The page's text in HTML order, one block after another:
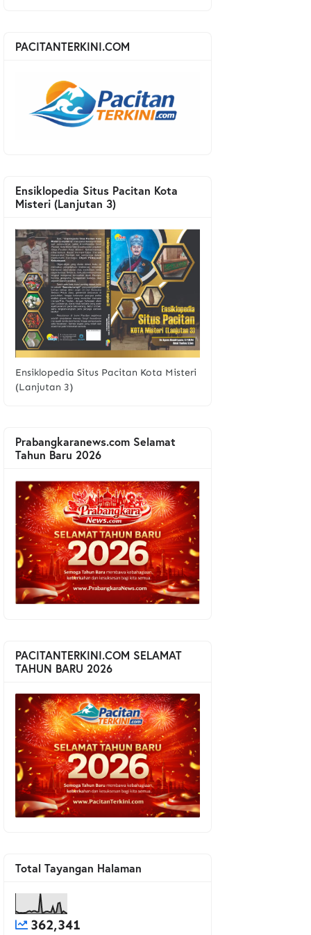
PACITANTERKINI.COM
Ensiklopedia Situs Pacitan Kota
Misteri (Lanjutan 3)
Ensiklopedia Situs Pacitan Kota Misteri
(Lanjutan 3)
Prabangkaranews.com Selamat
Tahun Baru 2026
PACITANTERKINI.COM SELAMAT
TAHUN BARU 2026
Total Tayangan Halaman
362,341